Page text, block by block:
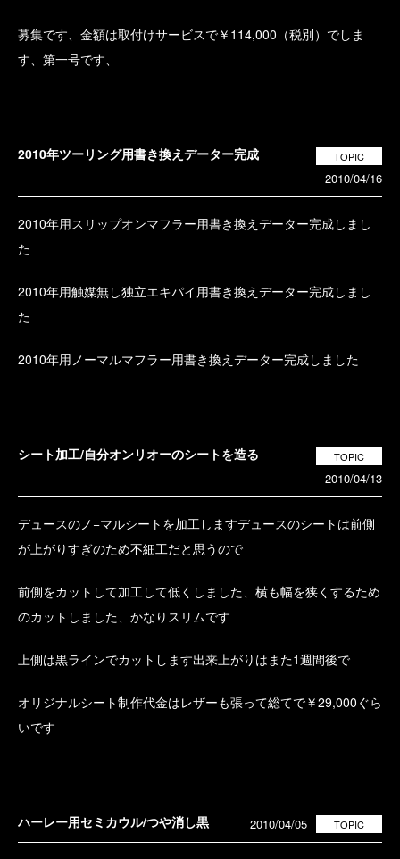
募集です、金額は取付けサービスで￥114,000（税別）でしま
す、第一号です、
2010年ツーリング用書き換えデーター完成 TOPIC
2010/04/16
2010年用スリップオンマフラー用書き換えデーター完成しまし
た
2010年用触媒無し独立エキパイ用書き換えデーター完成しまし
た
2010年用ノーマルマフラー用書き換えデーター完成しました
シート加工/自分オンリオーのシートを造る TOPIC
2010/04/13
デュースのノ−マルシートを加工しますデュースのシートは前側
が上がりすぎのため不細工だと思うので
前側をカットして加工して低くしました、横も幅を狭くするため
のカットしました、かなりスリムです
上側は黒ラインでカットします出来上がりはまた1週間後で
オリジナルシート制作代金はレザーも張って総てで￥29,000ぐら
いです
ハーレー用セミカウル/つや消し黒 TOPIC
2010/04/05